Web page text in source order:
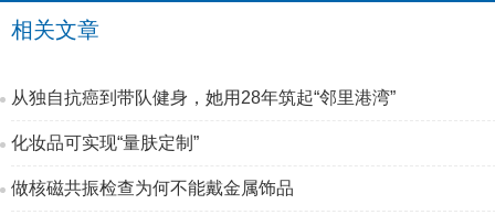
相关文章
从独自抗癌到带队健身，她用28年筑起“邻里港湾”
化妆品可实现“量肤定制”
做核磁共振检查为何不能戴金属饰品